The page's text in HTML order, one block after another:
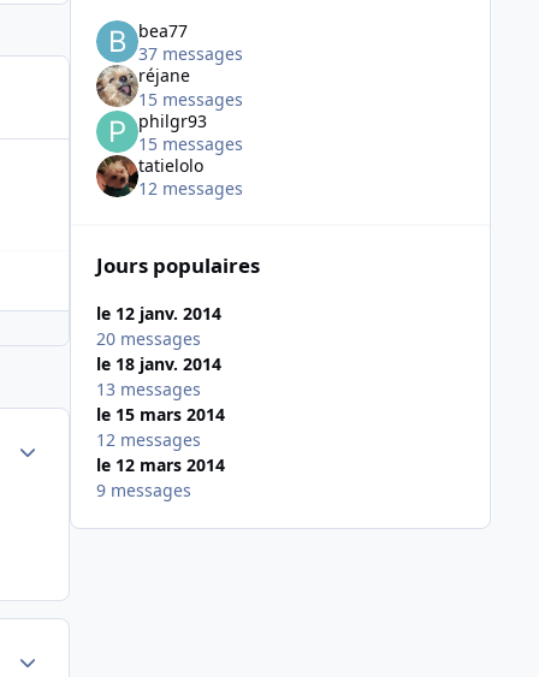
Author stats
bea77
37 messages
réjane
15 messages
philgr93
15 messages
tatielolo
12 messages
Jours populaires
le 12 janv. 2014
20 messages
le 18 janv. 2014
13 messages
le 15 mars 2014
12 messages
le 12 mars 2014
9 messages